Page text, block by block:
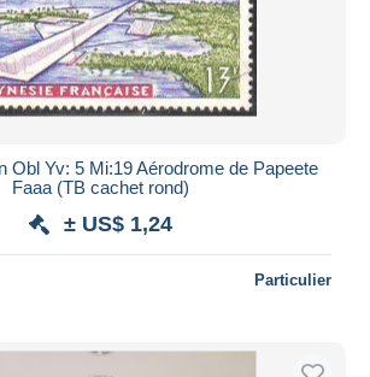
Obl Yv: 5 Mi:19 Aérodrome de Papeete
Faaa (TB cachet rond)
± US$ 1,24
Particulier